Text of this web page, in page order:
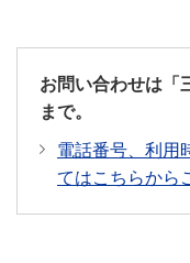
お問い合わせは「
まで。
電話番号、利用
てはこちらから